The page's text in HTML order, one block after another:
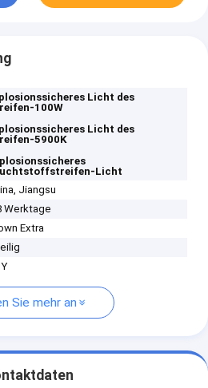
Licht des
100W
Licht des
5900K
Licht
Jiangsu
Werktage
Extra
Sie mehr an